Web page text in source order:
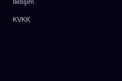
KVKK